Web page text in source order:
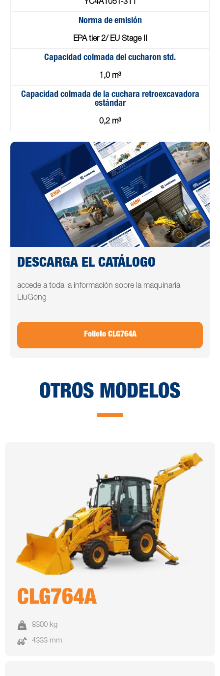
YC4A105T-311
Norma de emisión
EPA tier 2/ EU Stage II
Capacidad colmada del cucharon std.
1,0 m³
Capacidad colmada de la cuchara retroexcavadora
estándar
0,2 m³
DESCARGA EL CATÁLOGO
accede a toda la información sobre la maquinaria
LiuGong
Folleto CLG764A
OTROS MODELOS
CLG764A
8300 kg
4333 mm